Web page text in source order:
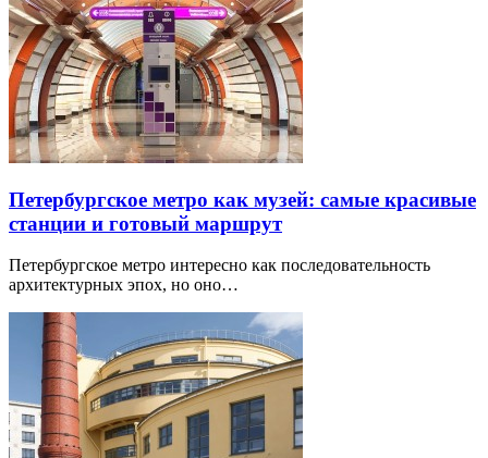
Петербургское метро как музей: самые красивые
станции и готовый маршрут
Петербургское метро интересно как последовательность
архитектурных эпох, но оно…